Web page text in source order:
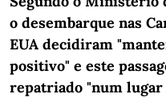
o desembarque nas
EUA decidiram
positivo" e este
repatriado "num lugar